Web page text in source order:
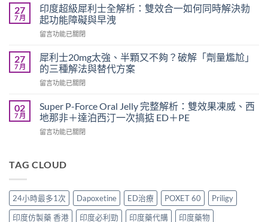
要
多
久？
完
指
南：
港
性
必
讀
安
與
療
效
評
利
勁
可
以
犀
利
士
一
吃
嗎？
師
解
用
條
件、
27
7 月
印度超級犀利士全解析：雙效合一如何同時解決勃
起功能障礙與早洩
在
度
超
級
犀
士
全
析：
合
何
同
時
留言功能已關閉
27
7 月
犀利士20mg太強、半顆又不夠？破解「劑量尷尬」
的三種解法與替代方案
在
利
士
20mg
太
顆
夠？
破
解
留言功能已關閉
02
7 月
Super P-Force Oral Jelly 完整解析：雙效果凍威、西
地那非＋達泊西汀一次搞掂 ED＋PE
在
Force
完
整
解
留言功能已關閉
TAG CLOUD
24小時最多1次 Dapoxetine ED治療 POXET 60
Priligy
印度仿製藥 香港
印度必利勁 印度藥代購
印度藥物